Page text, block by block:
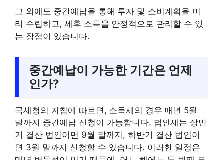
그 외에도 중간예납을 통해 투자 및 소비계획을 미
리 수립하고, 세후 소득을 안정적으로 관리할 수 있
는 장점이 있습니다.
중간예납이 가능한 기간은 언제
인가?
국세청의 지침에 따르면, 소득세의 경우 매년 5월
말까지 중간예납 신청이 가능합니다. 법인세는 상반
기 결산 법인이면 9월 말까지, 하반기 결산 법인이
면 3월 말까지 신청할 수 있습니다. 이러한 일정은